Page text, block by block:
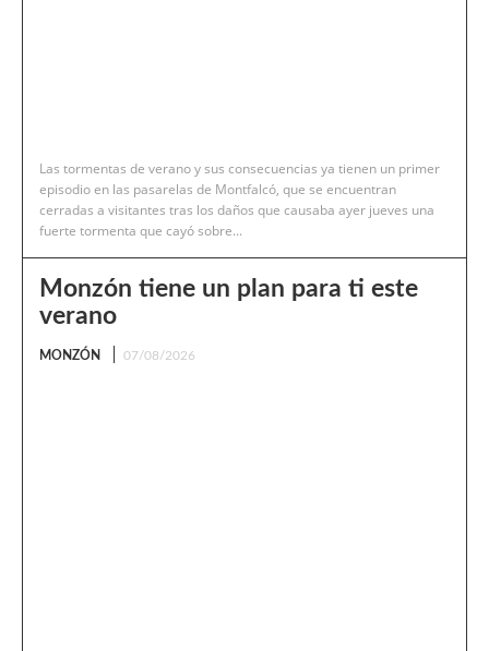
Las tormentas de verano y sus consecuencias ya tienen un primer
episodio en las pasarelas de Montfalcó, que se encuentran
cerradas a visitantes tras los daños que causaba ayer jueves una
fuerte tormenta que cayó sobre...
Monzón tiene un plan para ti este
verano
MONZÓN 07/08/2026